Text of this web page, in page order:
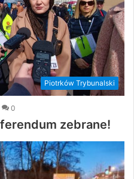
Piotrków Trybunalski
0
zebrane!